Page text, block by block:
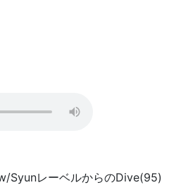
SyunレーベルからのDive(95)